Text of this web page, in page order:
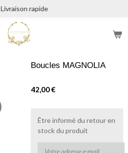
Livraison rapide
Boucles MAGNOLIA
42,00 €
Être informé du retour en
stock du produit